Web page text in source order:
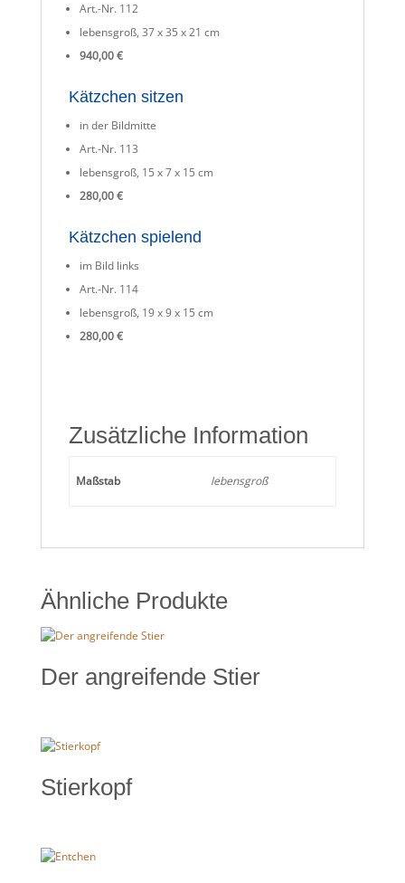
Art.-Nr. 112
lebensgroß, 37 x 35 x 21 cm
940,00 €
Kätzchen sitzen
in der Bildmitte
Art.-Nr. 113
lebensgroß, 15 x 7 x 15 cm
280,00 €
Kätzchen spielend
im Bild links
Art.-Nr. 114
lebensgroß, 19 x 9 x 15 cm
280,00 €
Zusätzliche Information
Maßstab lebensgroß
Ähnliche Produkte
Der angreifende Stier
Stierkopf